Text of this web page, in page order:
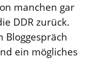
manchen gar
DDR zurück.
Bloggespräch
ein mögliches